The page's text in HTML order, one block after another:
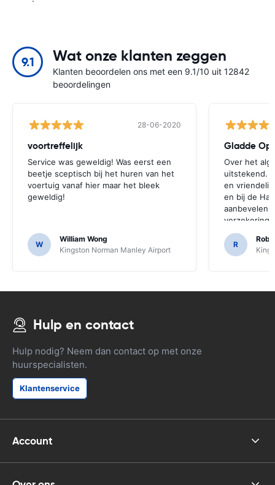
9.1 Wat onze klanten zeggen
Klanten beoordelen ons met een 9.1/10 uit 12842
beoordelingen
28-06-2020
voortreffelijk
Service was geweldig! Was eerst een
beetje sceptisch bij het huren van het
voertuig vanaf hier maar het bleek
geweldig!
W
William Wong
Kingston Norman Manley Airport
Gladde
Over het
uitstekend.
en
en bij de
aanbevelen
nemen.
R
Hulp en contact
Hulp nodig? Neem dan contact op met onze
huurspecialisten.
Klantenservice
Account